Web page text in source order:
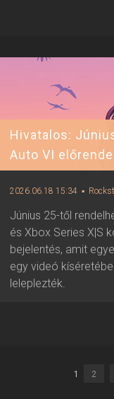
2026.06.20
Hivatalos:
Auto VI
2026.06.18 15:34 ▪
Június 25-től
és Xbox Series X|S
bejelentés, amit
egy videó
leleplezték.
2026.06.18
1 2